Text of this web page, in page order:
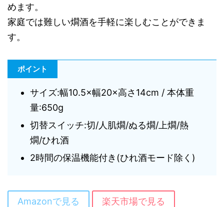
めます。
家庭では難しい燗酒を手軽に楽しむことができま
す。
ポイント
サイズ:幅10.5×幅20×高さ14cm / 本体重
量:650g
切替スイッチ:切/人肌燗/ぬる燗/上燗/熱
燗/ひれ酒
2時間の保温機能付き(ひれ酒モード除く)
Amazonで見る 楽天市場で見る